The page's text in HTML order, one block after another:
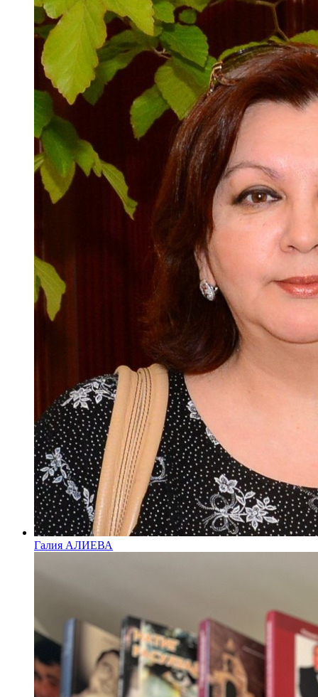
Галия АЛИЕВА